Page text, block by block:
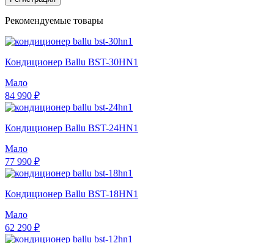
Рекомендуемые товары
Кондиционер Ballu BST-30HN1
Мало
84 990 ₽
Кондиционер Ballu BST-24HN1
Мало
77 990 ₽
Кондиционер Ballu BST-18HN1
Мало
62 290 ₽